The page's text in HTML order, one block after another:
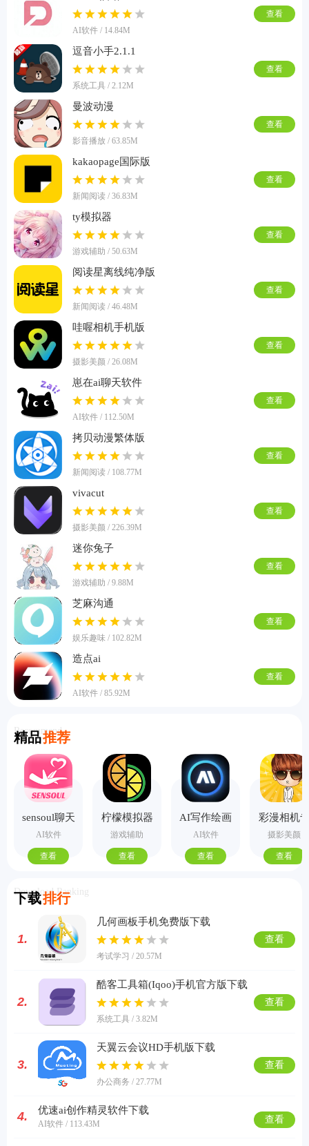
AI软件 / 14.84M
查看
逗音小手2.1.1
系统工具 / 2.12M
查看
曼波动漫
影音播放 / 63.85M
查看
kakaopage国际版
新闻阅读 / 36.83M
查看
ty模拟器
游戏辅助 / 50.63M
查看
阅读星离线纯净版
新闻阅读 / 46.48M
查看
哇喔相机手机版
摄影美颜 / 26.08M
查看
崽在ai聊天软件
AI软件 / 112.50M
查看
拷贝动漫繁体版
新闻阅读 / 108.77M
查看
vivacut
摄影美颜 / 226.39M
查看
迷你兔子
游戏辅助 / 9.88M
查看
芝麻沟通
娱乐趣味 / 102.82M
查看
造点ai
AI软件 / 85.92M
查看
精品推荐
Recommend
sensoul聊天
AI软件
查看
柠檬模拟器
手机版
游戏辅助
查看
AI写作绘画
视频PPT助
手
AI软件
查看
彩漫相机
业版
摄影美颜
查看
下载排行
Download Ranking
1.
几何画板手机免费版下载
考试学习 / 20.57M
查看
2.
酷客工具箱(Iqoo)手机官方版下载
系统工具 / 3.82M
查看
3.
天翼云会议HD手机版下载
办公商务 / 27.77M
查看
4. 优速ai创作精灵软件下载
AI软件 / 113.43M 查看